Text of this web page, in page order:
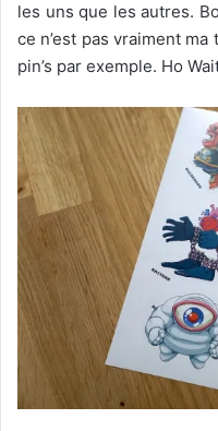
les uns que les autres.
ce n’est pas vraiment
pin’s par exemple. Ho